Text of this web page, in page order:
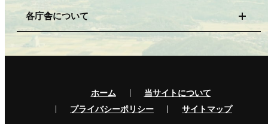
各庁舎について
ホーム
当サイトについて
プライバシーポリシー
サイトマップ